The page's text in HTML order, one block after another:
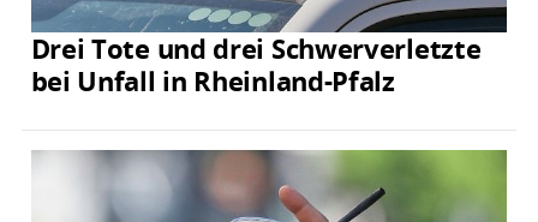
Drei Tote und drei Schwerverletzte
bei Unfall in Rheinland-Pfalz